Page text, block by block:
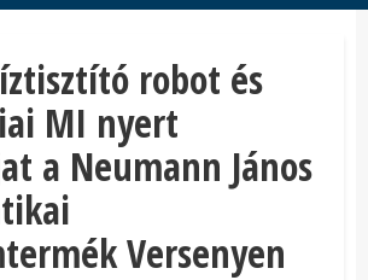
robot és
MI nyert
a Neumann János
Versenyen